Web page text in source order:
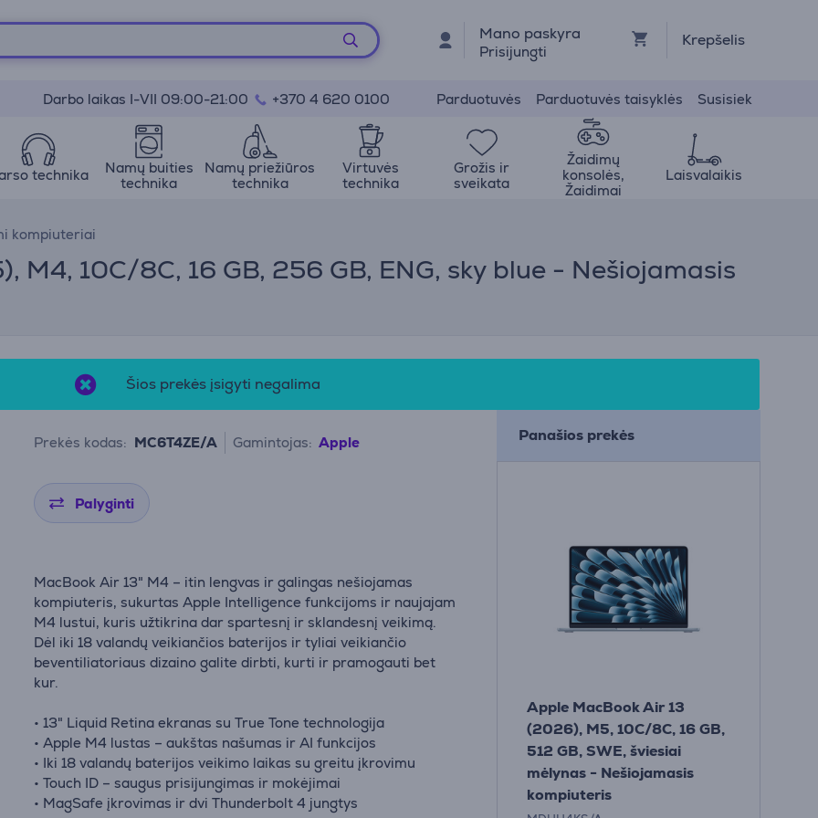
Mano paskyra
Prisijungti
Krepšelis
Darbo laikas I-VII 09:00-21:00 +370 4 620 0100 Parduotuvės Parduotuvės taisyklės Susisiek
technika
Namų buities
technika
Namų priežiūros
technika
Virtuvės
technika
Grožis ir
sveikata
Žaidimų
konsolės,
Žaidimai
Laisvalaikis
kompiuteriai
M4, 10C/8C, 16 GB, 256 GB, ENG, sky blue - Nešiojamasis
Šios prekės įsigyti negalima
Prekės kodas: MC6T4ZE/A Gamintojas: Apple
Palyginti
MacBook Air 13" M4 – itin lengvas ir galingas nešiojamas
kompiuteris, sukurtas Apple Intelligence funkcijoms ir naujajam
M4 lustui, kuris užtikrina dar spartesnį ir sklandesnį veikimą.
Dėl iki 18 valandų veikiančios baterijos ir tyliai veikiančio
beventiliatoriaus dizaino galite dirbti, kurti ir pramogauti bet
kur.
• 13" Liquid Retina ekranas su True Tone technologija
• Apple M4 lustas – aukštas našumas ir AI funkcijos
• Iki 18 valandų baterijos veikimo laikas su greitu įkrovimu
• Touch ID – saugus prisijungimas ir mokėjimai
• MagSafe įkrovimas ir dvi Thunderbolt 4 jungtys
Panašios prekės
Apple MacBook Air 13
(2026), M5, 10C/8C, 16 GB,
512 GB, SWE, šviesiai
mėlynas - Nešiojamasis
kompiuteris